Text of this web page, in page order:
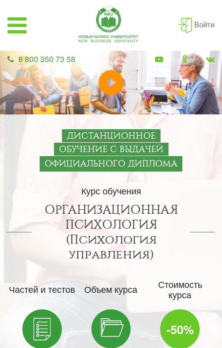
Войти
8 800 350 73 58
ДИСТАНЦИОННОЕ
ОБУЧЕНИЕ С ВЫДАЧЕЙ
ОФИЦИАЛЬНОГО ДИПЛОМА
Курс обучения
ОРГАНИЗАЦИОННАЯ
ПСИХОЛОГИЯ
(Психология
управления)
Частей и тестов Объем курса
Стоимость
курса
-50%